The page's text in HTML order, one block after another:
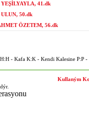
41.dk
50.dk
ÖZETEM, 56.dk
- Kafa K:K - Kendi Kalesine P:P -
Kullaným